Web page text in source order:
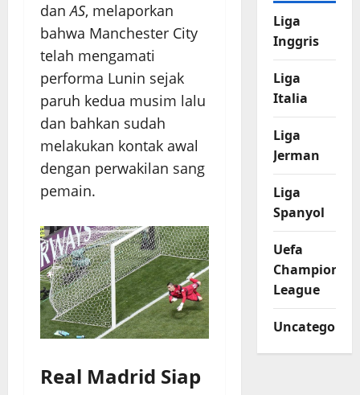
danAS, melaporkan
bahwa Manchester City
telah mengamati
performa Lunin sejak
paruh kedua musim lalu
dan bahkan sudah
melakukan kontak awal
dengan perwakilan sang
pemain.
Real Madrid Siap
Liga
Inggris
Liga
Italia
Liga
Jerman
Liga
Spanyol
Uefa
Champions
League